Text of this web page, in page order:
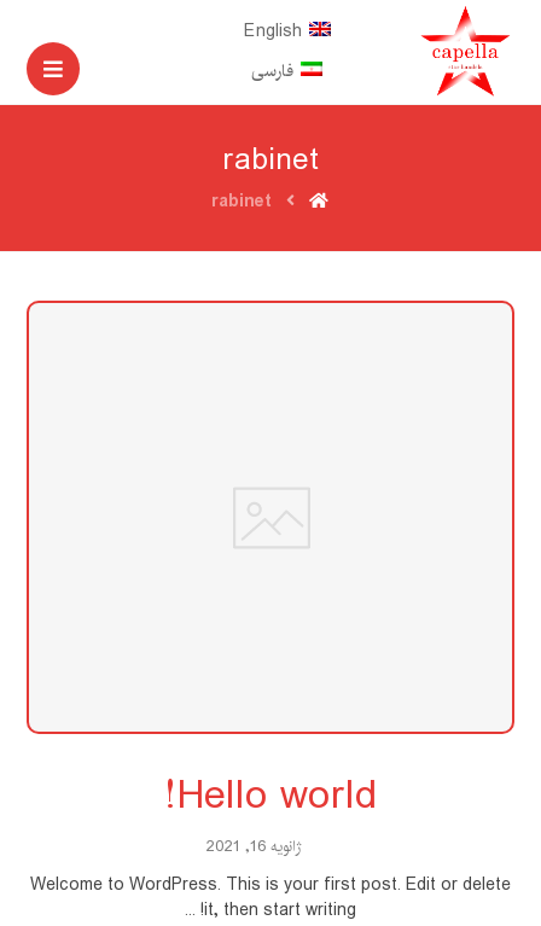
English
فارسی
rabinet
rabinet
Hello world!
ژانویه 16, 2021
Welcome to WordPress. This is your first post. Edit or delete
it, then start writing! ...